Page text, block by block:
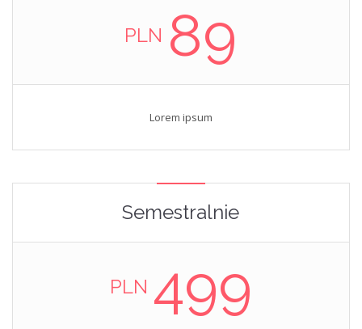
PLN 89
Lorem ipsum
Semestralnie
PLN 499